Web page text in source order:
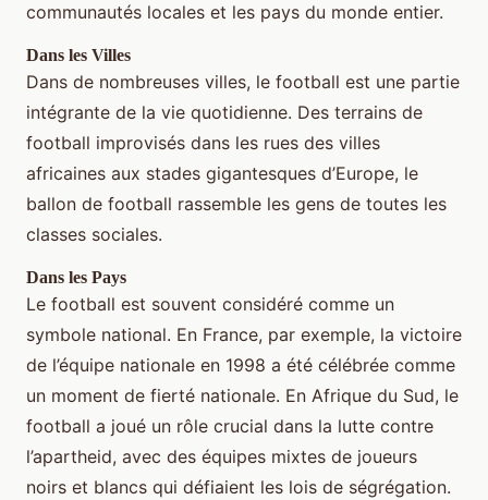
communautés locales et les pays du monde entier.
Dans les Villes
Dans de nombreuses villes, le football est une partie
intégrante de la vie quotidienne. Des terrains de
football improvisés dans les rues des villes
africaines aux stades gigantesques d’Europe, le
ballon de football rassemble les gens de toutes les
classes sociales.
Dans les Pays
Le football est souvent considéré comme un
symbole national. En France, par exemple, la victoire
de l’équipe nationale en 1998 a été célébrée comme
un moment de fierté nationale. En Afrique du Sud, le
football a joué un rôle crucial dans la lutte contre
l’apartheid, avec des équipes mixtes de joueurs
noirs et blancs qui défiaient les lois de ségrégation.